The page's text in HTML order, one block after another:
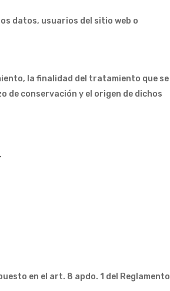
datos, usuarios del sitio web o
la finalidad del tratamiento que se
conservación y el origen de dichos
en el art. 8 apdo. 1 del Reglamento